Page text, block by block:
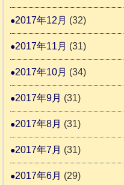
2017年12月 (32)
2017年11月 (31)
2017年10月 (34)
2017年9月 (31)
2017年8月 (31)
2017年7月 (31)
2017年6月 (29)